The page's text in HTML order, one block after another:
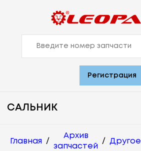
Регистрация
САЛЬНИК
Главная /
Архив
запчастей
/ Другое